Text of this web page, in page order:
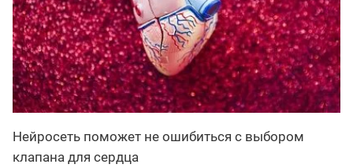
Нейросеть поможет не ошибиться с выбором
клапана для сердца